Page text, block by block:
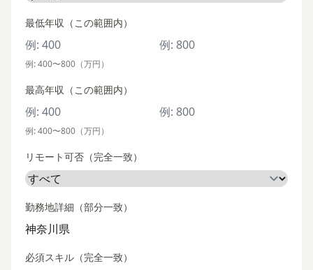
最低年収（この範囲内）
例: 400〜800（万円）
最高年収（この範囲内）
例: 400〜800（万円）
リモート可否（完全一致）
勤務地詳細（部分一致）
必須スキル（完全一致）